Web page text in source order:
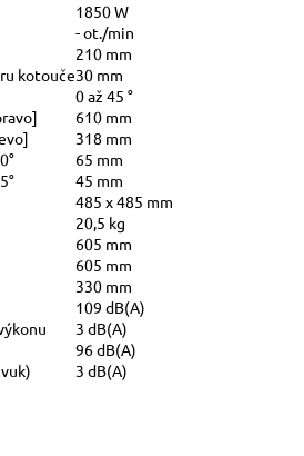
1850 W
- ot./min
210 mm
kotouče30 mm
0 až 45 °
610 mm
318 mm
65 mm
45 mm
485 x 485 mm
20,5 kg
605 mm
605 mm
330 mm
109 dB(A)
3 dB(A)
96 dB(A)
3 dB(A)